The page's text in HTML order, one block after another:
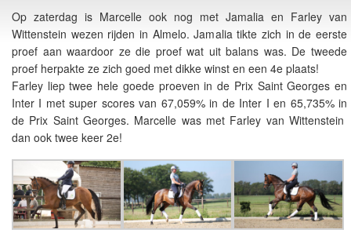
Op zaterdag is Marcelle ook nog met Jamalia en Farley van
Wittenstein wezen rijden in Almelo. Jamalia tikte zich in de eerste
proef aan waardoor ze die proef wat uit balans was. De tweede
proef herpakte ze zich goed met dikke winst en een 4e plaats!
Farley liep twee hele goede proeven in de Prix Saint Georges en
Inter I met super scores van 67,059% in de Inter I en 65,735% in
de Prix Saint Georges. Marcelle was met Farley van Wittenstein
dan ook twee keer 2e!